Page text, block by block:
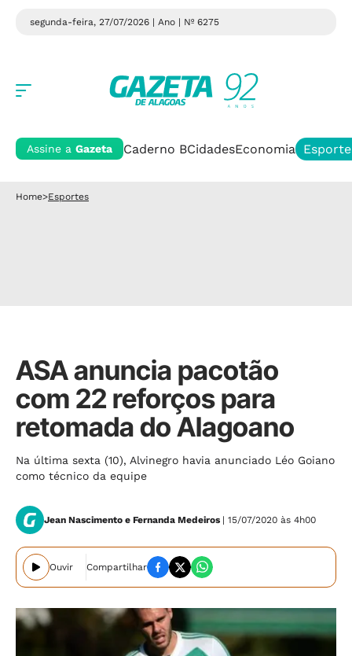
segunda-feira, 27/07/2026 | Ano | Nº 6275
Assine a Gazeta Caderno BCidadesEconomia
Home>Esportes
ASA anuncia pacotão
com 22 reforços para
retomada do Alagoano
Na última sexta (10), Alvinegro havia anunciado Léo Goiano
como técnico da equipe
Jean Nascimento e Fernanda Medeiros | 15/07/2020 às 4h00
Ouvir Compartilhar